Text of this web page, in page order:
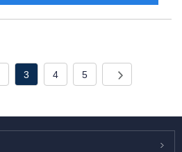
3 4 5